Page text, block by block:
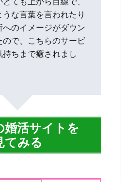
な言葉を言われたり
へのイメージがダウン
ので、こちらのサービ
持ちまで癒されまし
婚活サイトを
てみる